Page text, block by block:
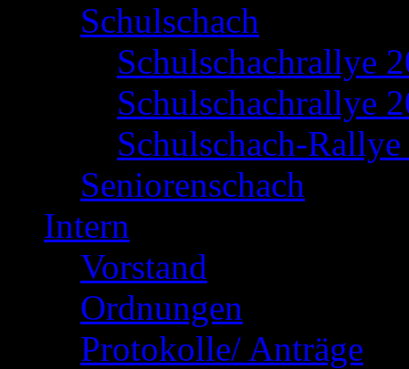
Schulschach
Schulschachrallye
Schulschachrallye
Schulschach-
Seniorenschach
Intern
Vorstand
Ordnungen
Protokolle/ Anträge